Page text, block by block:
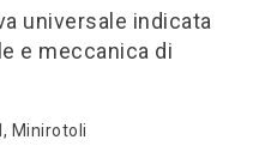
universale indicata
e meccanica di
, Minirotoli